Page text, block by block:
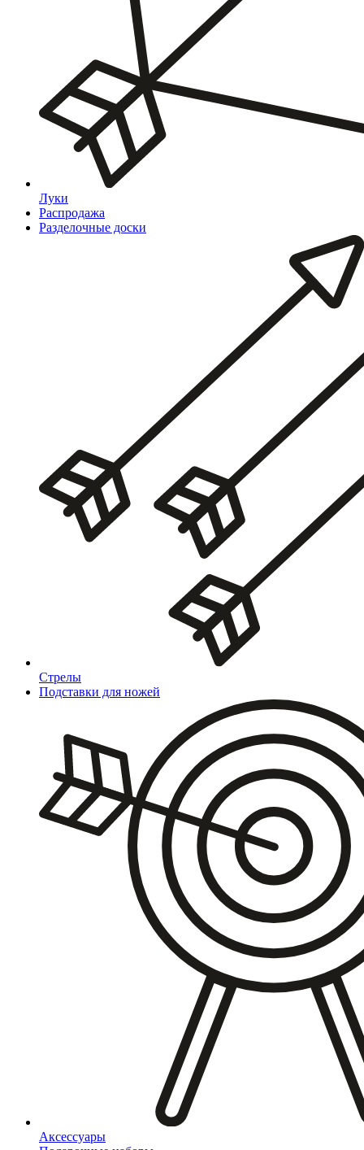
Луки
Распродажа
Разделочные доски
Стрелы
Подставки для ножей
Аксессуары